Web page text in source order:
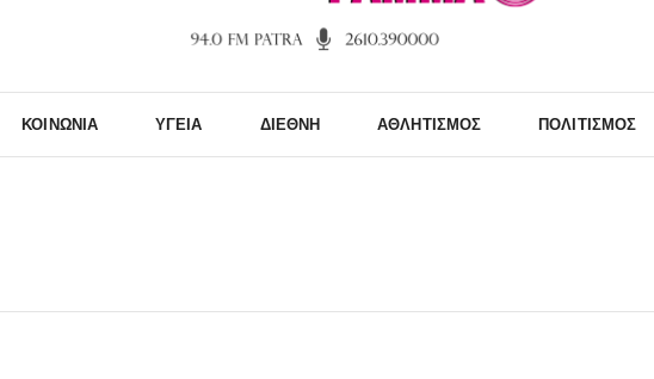
ΚΟΙΝΩΝΊΑ ΥΓΕΊΑ ΔΙΕΘΝΉ ΑΘΛΗΤΙΣΜΌΣ ΠΟΛΙΤΙΣΜΌΣ